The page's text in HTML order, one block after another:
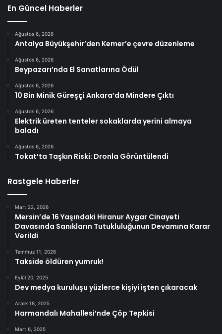
En Güncel Haberler
Ağustos 6, 2026
Antalya Büyükşehir’den Kemer’e çevre düzenleme
Ağustos 6, 2026
Beypazarı’nda El Sanatlarına Ödül
Ağustos 6, 2026
10 Bin Minik Güreşçi Ankara’da Mindere Çıktı
Ağustos 6, 2026
Elektrik üreten tenteler sokaklarda yerini almaya
baladı
Ağustos 6, 2026
Tokat’ta Taşkın Riski: Dronla Görüntülendi
Rastgele Haberler
Mart 22, 2026
Mersin’de 16 Yaşındaki Hiranur Aygar Cinayeti
Davasında Sanıkların Tutukluluğunun Devamına Karar
Verildi
Temmuz 11, 2026
Takside öldüren yumruk!
Eylül 20, 2025
Dev medya kuruluşu yüzlerce kişiyi işten çıkaracak
Aralık 18, 2025
Harmandalı Mahallesi’nde Çöp Tepkisi
Mart 6, 2025